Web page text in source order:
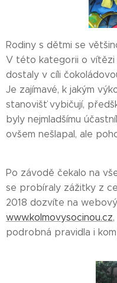
Rodiny s dětmi se
V této kategorii o vítězi
dostaly v cíli
Je zajímavé, k jakým
stanovišť vybičují,
byly nejmladšímu
ovšem nešlapal, ale
Po závodě čekalo na
se probíraly zážitky z
2018 dozvíte na
www.kolmovysocinou.cz
podrobná pravidla i